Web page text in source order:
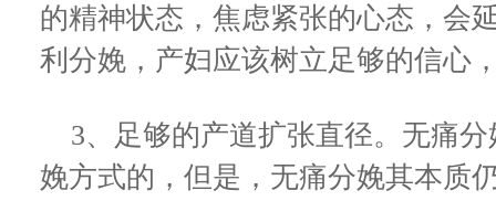
的精神状态，焦虑紧张的心态，会
利分娩，产妇应该树立足够的信心
3、足够的产道扩张直径。无痛
娩方式的，但是，无痛分娩其本质